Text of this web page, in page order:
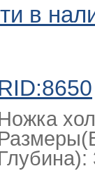
в